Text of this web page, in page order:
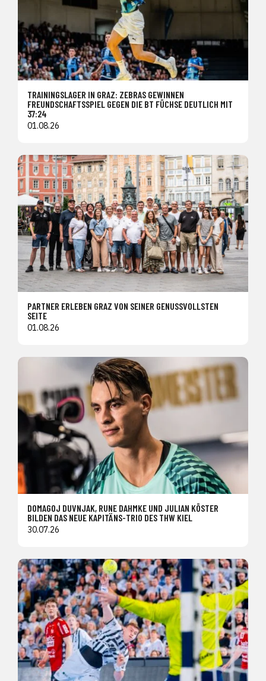
TRAININGSLAGER IN GRAZ: ZEBRAS GEWINNEN
FREUNDSCHAFTSSPIEL GEGEN DIE BT FÜCHSE DEUTLICH MIT
37:24
01.08.26
PARTNER ERLEBEN GRAZ VON SEINER GENUSSVOLLSTEN
SEITE
01.08.26
DOMAGOJ DUVNJAK, RUNE DAHMKE UND JULIAN KÖSTER
BILDEN DAS NEUE KAPITÄNS-TRIO DES THW KIEL
30.07.26